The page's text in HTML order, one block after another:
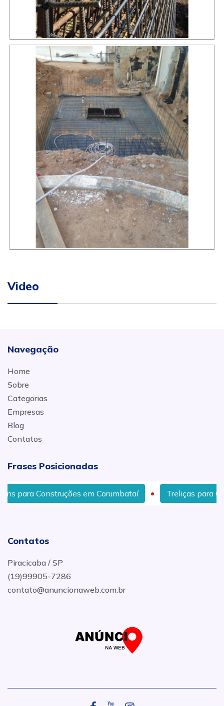
Video
Navegação
Home
Sobre
Categorias
Empresas
Blog
Contatos
Frases Posicionadas
em Corumbataí Treliças para
Contatos
Piracicaba / SP
(19)99905-7286
contato@anuncionaweb.com.br